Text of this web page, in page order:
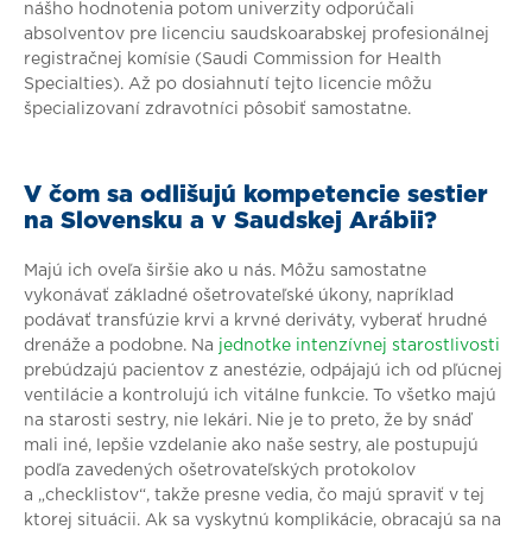
nášho hodnotenia potom univerzity odporúčali
absolventov pre licenciu saudskoarabskej profesionálnej
registračnej komísie (Saudi Commission for Health
Specialties). Až po dosiahnutí tejto licencie môžu
špecializovaní zdravotníci pôsobiť samostatne.
V čom sa odlišujú kompetencie sestier
na Slovensku a v Saudskej Arábii?
Majú ich oveľa širšie ako u nás. Môžu samostatne
vykonávať základné ošetrovateľské úkony, napríklad
podávať transfúzie krvi a krvné deriváty, vyberať hrudné
drenáže a podobne. Na jednotke intenzívnej starostlivosti
prebúdzajú pacientov z anestézie, odpájajú ich od pľúcnej
ventilácie a kontrolujú ich vitálne funkcie. To všetko majú
na starosti sestry, nie lekári. Nie je to preto, že by snáď
mali iné, lepšie vzdelanie ako naše sestry, ale postupujú
podľa zavedených ošetrovateľských protokolov
a „checklistov“, takže presne vedia, čo majú spraviť v tej
ktorej situácii. Ak sa vyskytnú komplikácie, obracajú sa na